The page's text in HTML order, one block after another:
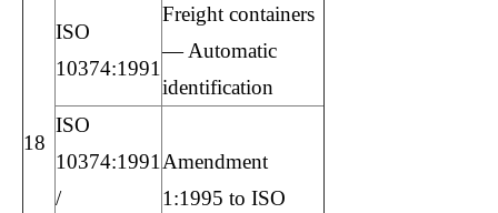
18
ISO
10374:1991
Freight containers
— Automatic
identification
ISO
10374:1991
/
Amendment
1:1995 to ISO